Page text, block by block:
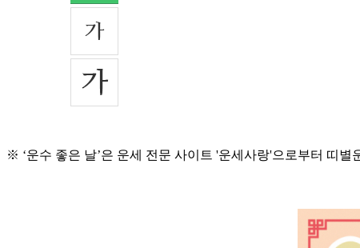
※ ‘운수 좋은 날’은 운세 전문 사이트 '운세사랑'으로부터 띠